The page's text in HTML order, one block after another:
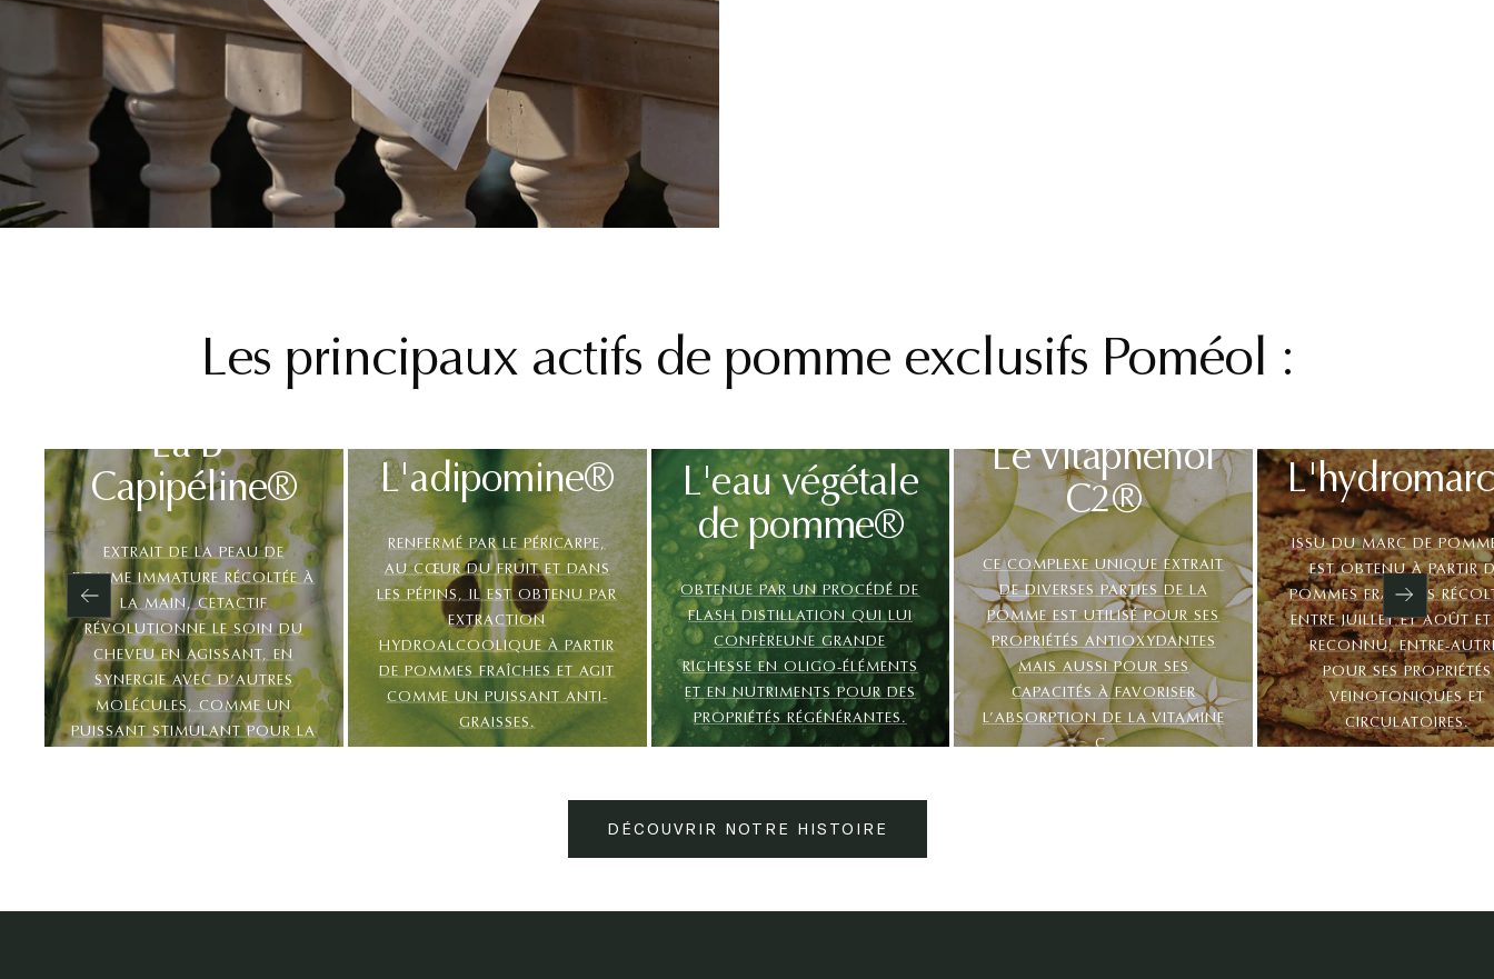
Les principaux actifs de pomme exclusifs Poméol :
La B-
Capipéline®
EXTRAIT DE LA PEAU DE
POMME IMMATURE RÉCOLTÉE À
LA MAIN, CETACTIF
RÉVOLUTIONNE LE SOIN DU
CHEVEU EN AGISSANT, EN
SYNERGIE AVEC D’AUTRES
MOLÉCULES, COMME UN
PUISSANT STIMULANT POUR LA
L'adipomine®
RENFERMÉ PAR LE PÉRICARPE,
AU CŒUR DU FRUIT ET DANS
LES PÉPINS, IL EST OBTENU PAR
EXTRACTION
HYDROALCOOLIQUE À PARTIR
DE POMMES FRAÎCHES ET AGIT
COMME UN PUISSANT ANTI-
GRAISSES.
L'eau végétale
de pomme®
OBTENUE PAR UN PROCÉDÉ DE
FLASH DISTILLATION QUI LUI
CONFÈREUNE GRANDE
RICHESSE EN OLIGO-ÉLÉMENTS
ET EN NUTRIMENTS POUR DES
PROPRIÉTÉS RÉGÉNÉRANTES.
Le Vitaphénol
C2®
CE COMPLEXE UNIQUE EXTRAIT
DE DIVERSES PARTIES DE LA
POMME EST UTILISÉ POUR SES
PROPRIÉTÉS ANTIOXYDANTES
MAIS AUSSI POUR SES
CAPACITÉS À FAVORISER
L’ABSORPTION DE LA VITAMINE
C.
ISSU DU MARC DE
EST OBTENU À PARTIR
POMMES FRAÎCHES
ENTRE JUILLET ET AOÛT ET
RECONNU, ENTRE-
POUR SES PROPRIÉTÉS
VEINOTONIQUES ET
CIRCULATOIRES.
Previous Next
DÉCOUVRIR NOTRE HISTOIRE